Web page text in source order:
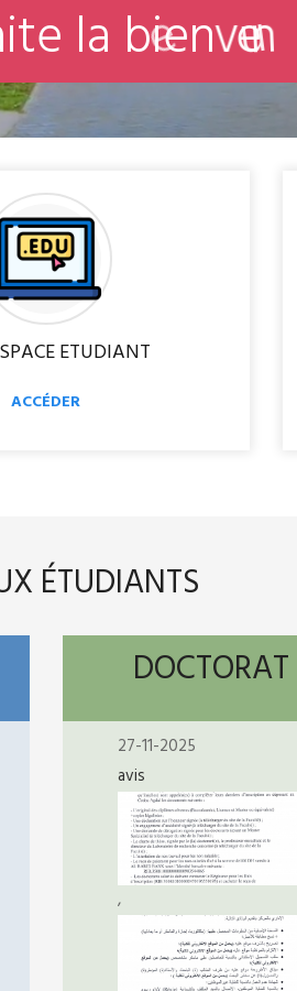
ite la bienven
ETUDIANT
ACCÉDER
ÉTUDIANTS
DOCTORAT
27-11-2025
avis
,